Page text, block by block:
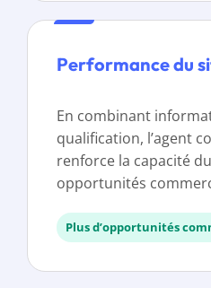
Performance du
En combinant
qualification, l’agent
renforce la capacité
opportunités
Plus d’opportunités